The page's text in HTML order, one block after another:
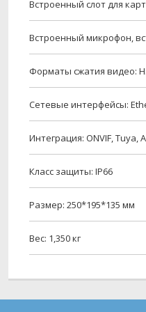
Встроенный слот для
Встроенный микрофон,
Форматы сжатия видео:
Сетевые интерфейсы:
Интеграция: ONVIF,Tuya,
Класс защиты: IP66
Размер: 250*195*135 мм
Вес: 1,350 кг